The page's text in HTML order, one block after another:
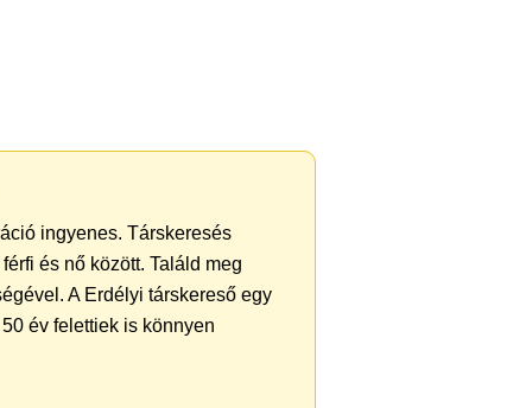
ingyenes. Társkeresés
és nő között. Találd meg
A Erdélyi társkereső egy
év felettiek is könnyen